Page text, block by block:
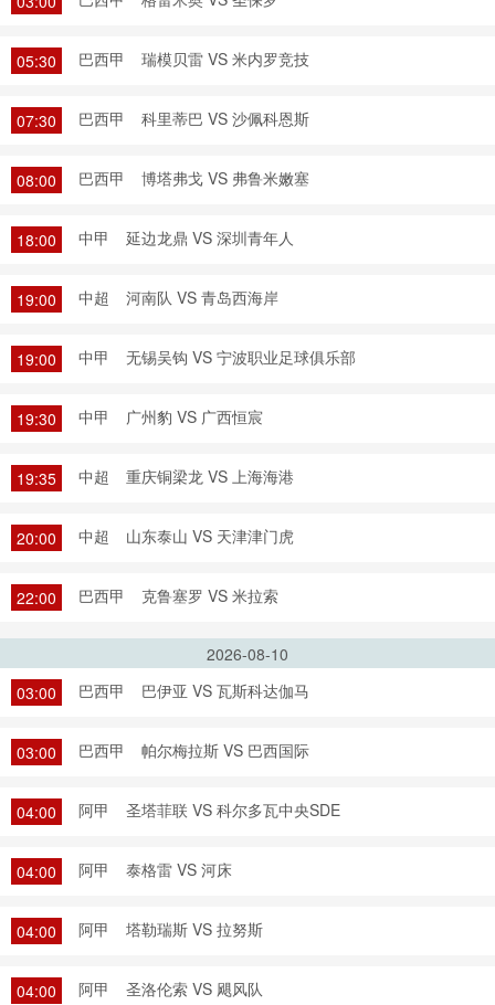
05:30 巴西甲 瑞模贝雷 VS 米内罗竞技
07:30 巴西甲 科里蒂巴 VS 沙佩科恩斯
08:00 巴西甲 博塔弗戈 VS 弗鲁米嫩塞
18:00 中甲 延边龙鼎 VS 深圳青年人
19:00 中超 河南队 VS 青岛西海岸
19:00 中甲 无锡吴钩 VS 宁波职业足球俱乐部
19:30 中甲 广州豹 VS 广西恒宸
19:35 中超 重庆铜梁龙 VS 上海海港
20:00 中超 山东泰山 VS 天津津门虎
22:00 巴西甲 克鲁塞罗 VS 米拉索
2026-08-10
03:00
巴西甲 巴伊亚 VS 瓦斯科达伽马
03:00 巴西甲 帕尔梅拉斯 VS 巴西国际
04:00 阿甲 圣塔菲联 VS 科尔多瓦中央SDE
04:00 阿甲 泰格雷 VS 河床
04:00 阿甲 塔勒瑞斯 VS 拉努斯
04:00 阿甲 圣洛伦索 VS 飓风队